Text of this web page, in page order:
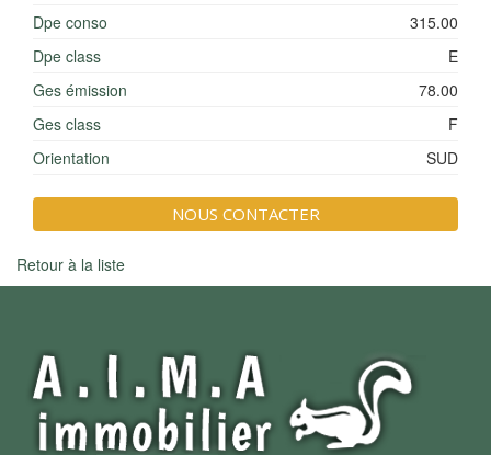
Dpe conso
315.00
Dpe class
E
Ges émission
78.00
Ges class
F
Orientation
SUD
NOUS CONTACTER
Retour à la liste